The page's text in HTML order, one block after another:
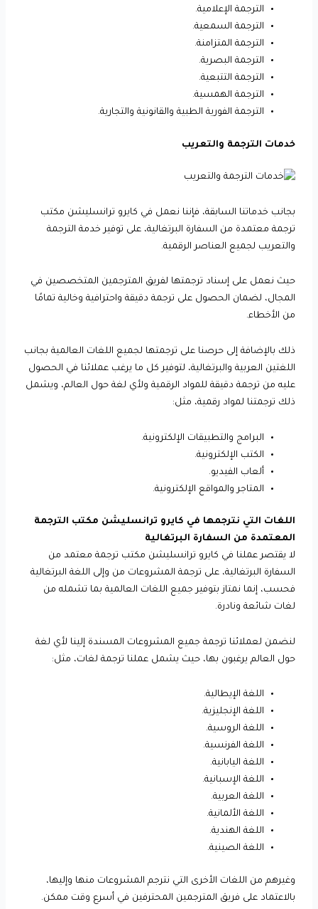
الترجمة الإعلامية.
الترجمة السمعية.
الترجمة المتزامنة.
الترجمة البصرية.
الترجمة التتبعية.
الترجمة الهمسية.
الترجمة الفورية الطبية والقانونية والتجارية.
خدمات الترجمة والتعريب
بجانب خدماتنا السابقة، فإننا نعمل في كايرو ترانسليشن مكتب
ترجمة معتمدة من السفارة البرتغالية، على توفير خدمة الترجمة
والتعريب لجميع العناصر الرقمية.
حيث نعمل على إسناد ترجمتها لفريق المترجمين المتخصصين في
المجال، لضمان الحصول على ترجمة دقيقة واحترافية وخالية تمامًا
من الأخطاء.
ذلك بالإضافة إلى حرصنا على ترجمتها لجميع اللغات العالمية بجانب
اللغتين العربية والبرتغالية، لتوفير كل ما يرغب عملائنا في الحصول
عليه من ترجمة دقيقة للمواد الرقمية ولأي لغة حول العالم، ويشمل
ذلك ترجمتنا لمواد رقمية، مثل:
البرامج والتطبيقات الإلكترونية.
الكتب الإلكترونية.
ألعاب الفيديو.
المتاجر والمواقع الإلكترونية.
اللغات التي نترجمها في كايرو ترانسليشن مكتب الترجمة
المعتمدة من السفارة البرتغالية
لا يقتصر عملنا في كايرو ترانسليشن مكتب ترجمة معتمد من
السفارة البرتغالية، على ترجمة المشروعات من وإلى اللغة البرتغالية
فحسب، إنما نمتاز بتوفير جميع اللغات العالمية بما تشمله من
لغات شائعة ونادرة.
لنضمن لعملائنا ترجمة جميع المشروعات المسندة إلينا لأي لغة
حول العالم يرغبون بها، حيث يشمل عملنا ترجمة لغات، مثل:
اللغة الإيطالية.
اللغة الإنجليزية.
اللغة الروسية.
اللغة الفرنسية.
اللغة اليابانية.
اللغة الإسبانية.
اللغة العربية.
اللغة الألمانية.
اللغة الهندية.
اللغة الصينية.
وغيرهم من اللغات الأخرى التي نترجم المشروعات منها وإليها،
بالاعتماد على فريق المترجمين المحترفين في أسرع وقت ممكن.